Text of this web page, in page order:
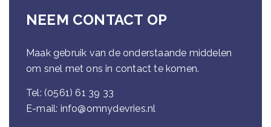
NEEM CONTACT OP
Maak gebruik van de onderstaande middelen
om snel met ons in contact te komen.
Tel: (0561) 61 39 33
E-mail: info@omnydevries.nl